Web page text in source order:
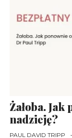
Żałoba.
nadzieję?
PAUL DAVID TRIPP